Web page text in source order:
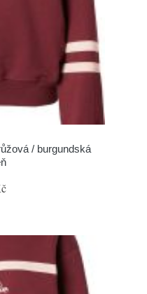
/ burgundská